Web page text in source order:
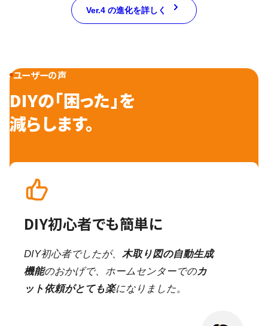
Ver.4 の進化を詳しく
ユーザーの声
DIYの「困った」を
減らします。
DIY初心者でも簡単に
DIY初心者でしたが、 木取り図の自動生成
機能のおかげで、ホームセンターでのカ
ット依頼がとても楽になりました。